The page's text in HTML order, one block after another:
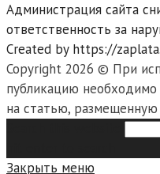
Администрация сайта
ответственность за
Created by https://
Copyright 2026 © При
публикацию
на статью,
Закрыть меню